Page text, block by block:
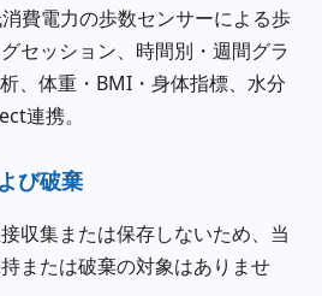
費電力の歩数センサーによる歩
セッション、時間別・週間グラ
、体重・BMI・身体指標、水分
連携。
び破棄
収集または保存しないため、当
または破棄の対象はありませ